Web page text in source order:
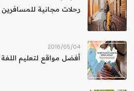
رحلات مجانية للمسافرين
04‏/05‏/2016
أفضل مواقع لتعليم اللغة